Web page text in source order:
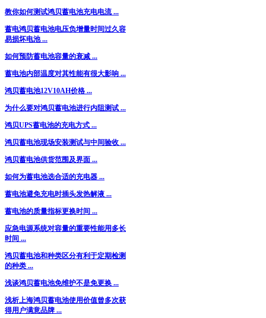
教你如何测试鸿贝蓄电池充电电流 ...
蓄电鸿贝蓄电池电压负增量时间过久容
易损坏电池 ...
如何预防蓄电池容量的衰减 ...
蓄电池内部温度对其性能有很大影响 ...
鸿贝蓄电池12V10AH价格 ...
为什么要对鸿贝蓄电池进行内阻测试 ...
鸿贝UPS蓄电池的充电方式 ...
鸿贝蓄电池现场安装测试与中间验收 ...
鸿贝蓄电池供货范围及界面 ...
如何为蓄电池选合适的充电器 ...
蓄电池避免充电时插头发热解液 ...
蓄电池的质量指标更换时间 ...
应急电源系统对容量的重要性能用多长
时间 ...
鸿贝蓄电池和种类区分有利于定期检测
的种类 ...
浅谈鸿贝蓄电池免维护不是免更换 ...
浅析上海鸿贝蓄电池使用价值曾多次获
得用户满意品牌 ...